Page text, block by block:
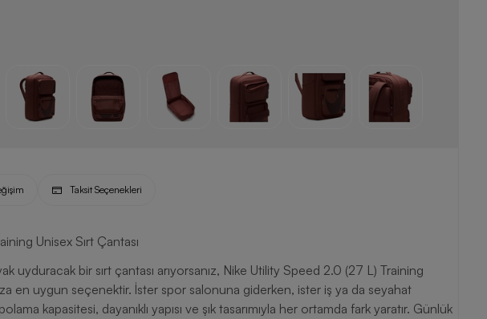
Taksit Seçenekleri
Unisex Sırt Çantası
uyduracak bir sırt çantası arıyorsanız, Nike Utility Speed 2.0 (27 L) Training
en uygun seçenektir. İster spor salonuna giderken, ister iş ya da seyahat
kapasitesi, dayanıklı yapısı ve şık tasarımıyla her ortamda fark yaratır. Günlük